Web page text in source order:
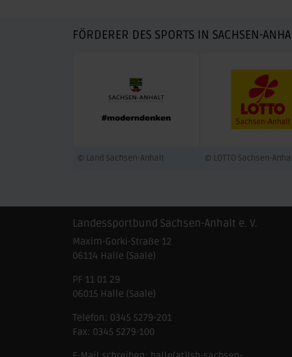
FÖRDERER DES SPORTS IN SACHSEN-
© Land Sachsen-Anhalt © LOTTO Sachsen-
Landessportbund Sachsen-Anhalt e. V.
Maxim-Gorki-Straße 12
06114 Halle (Saale)
PF 11 01 29
06015 Halle (Saale)
Telefon: 0345 5279-201
Fax: 0345 5279-100